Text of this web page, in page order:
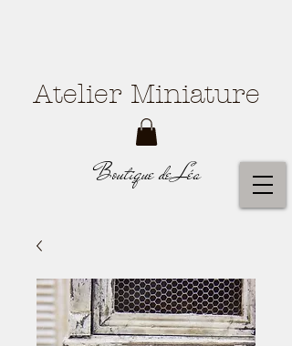
Boutique de Léa
Atelier Miniature